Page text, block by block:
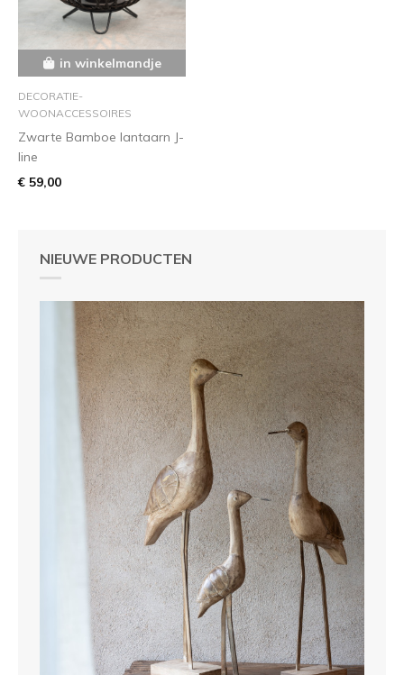
NIEUWE PRODUCTEN
in winkelmandje
DECORATIE-
WOONACCESSOIRES
Zwarte Bamboe lantaarn J-
line
€ 59,00